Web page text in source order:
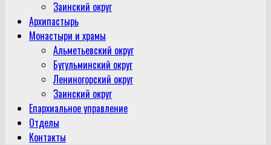
Заинский округ
Архипастырь
Монастыри и храмы
Альметьевский округ
Бугульминский округ
Лениногорский округ
Заинский округ
Епархиальное управление
Отделы
Контакты